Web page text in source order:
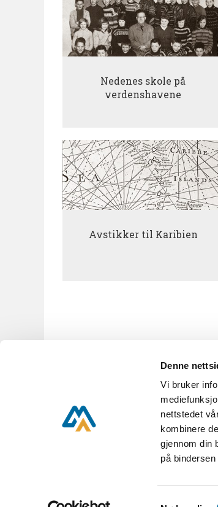
Denne
Vi bruker
nettstedet
kombinere
gjennom din
på
Samtykkevalg
Nedenes skole på
verdenshavene
Avstikker til Karibien
KUBEN,
KUBEN er en